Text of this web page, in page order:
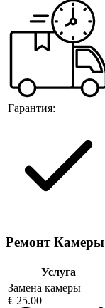
Гарантия:
Ремонт Камеры
Услуга
Замена камеры
€ 25.00